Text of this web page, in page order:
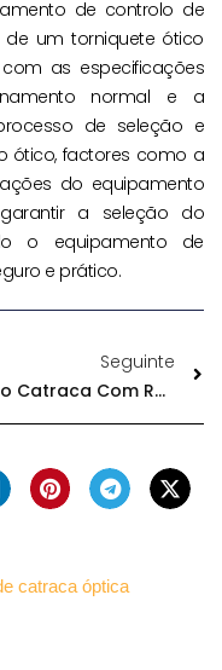
de controlo de
um torniquete ótico
as especificações
normal e a
de seleção e
ótico, factores como a
do equipamento
a seleção do
o equipamento de
e prático.
Seguinte
Portão Catraca Com Reconhecimento Facial
catraca óptica